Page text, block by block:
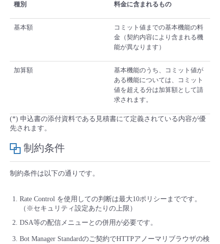
種別 料金に含まれるもの
基本額
コミット値までの基本機能の料
金（契約内容により含まれる機
能が異なります）
加算額
基本機能のうち、コミット値が
ある機能については、コミット
値を超える分は加算額として請
求されます。
(*) 申込書の添付資料である見積書にて定義されている内容が優
先されます。
制約条件
制約条件は以下の通りです。
Rate Control を使用しての判断は最大10ポリシーまでです。
（※セキュリティ設定あたりの上限）
DSA等の配信メニューとの併用が必要です。
Bot Manager Standardのご契約でHTTPアノーマリブラウザの検